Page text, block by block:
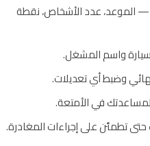
— الموعد، عدد الأشخاص، نقطة
واسم المشغل.
وضبط أي تعديلات.
تطمئن على إجراءات المغادرة.